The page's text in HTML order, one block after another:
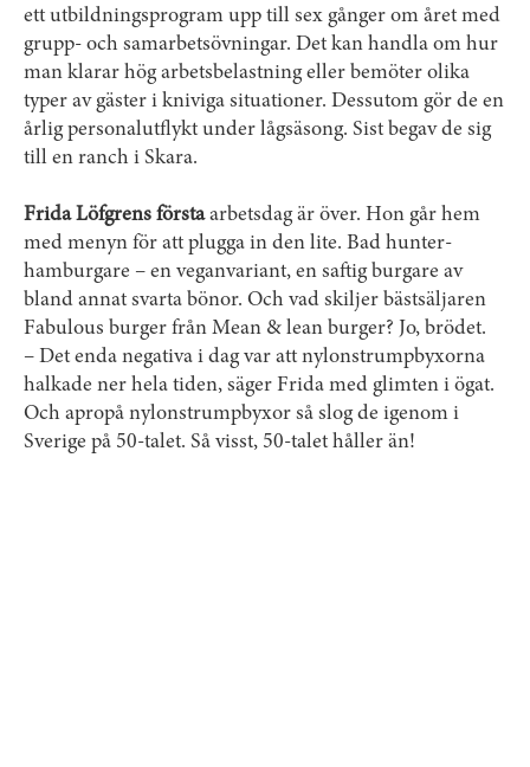
ett utbildningsprogram upp till sex gånger om året med
grupp- och samarbetsövningar. Det kan handla om hur
man klarar hög arbetsbelastning eller bemöter olika
typer av gäster i kniviga situationer. Dessutom gör de en
årlig personalutflykt under lågsäsong. Sist begav de sig
till en ranch i Skara.
Frida Löfgrens förstaarbetsdag är över. Hon går hem
med menyn för att plugga in den lite. Bad hunter-
hamburgare – en veganvariant, en saftig burgare av
bland annat svarta bönor. Och vad skiljer bästsäljaren
Fabulous burger från Mean & lean burger? Jo, brödet.
– Det enda negativa i dag var att nylonstrumpbyxorna
halkade ner hela tiden, säger Frida med glimten i ögat.
Och apropå nylonstrumpbyxor så slog de igenom i
Sverige på 50-talet. Så visst, 50-talet håller än!